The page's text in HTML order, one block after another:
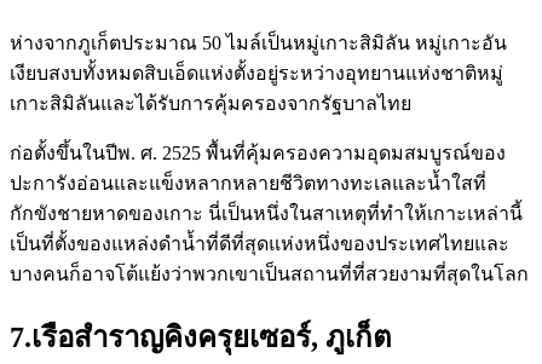
ห่างจากภูเก็ตประมาณ 50 ไมล์เป็นหมู่เกาะสิมิลัน หมู่เกาะอัน
เงียบสงบทั้งหมดสิบเอ็ดแห่งตั้งอยู่ระหว่างอุทยานแห่งชาติหมู่
เกาะสิมิลันและได้รับการคุ้มครองจากรัฐบาลไทย
ก่อตั้งขึ้นในปีพ. ศ. 2525 พื้นที่คุ้มครองความอุดมสมบูรณ์ของ
ปะการังอ่อนและแข็งหลากหลายชีวิตทางทะเลและน้ำใสที่
กักขังชายหาดของเกาะ นี่เป็นหนึ่งในสาเหตุที่ทำให้เกาะเหล่านี้
เป็นที่ตั้งของแหล่งดำน้ำที่ดีที่สุดแห่งหนึ่งของประเทศไทยและ
บางคนก็อาจโต้แย้งว่าพวกเขาเป็นสถานที่ที่สวยงามที่สุดในโลก
7.เรือสำราญคิงครุยเซอร์, ภูเก็ต